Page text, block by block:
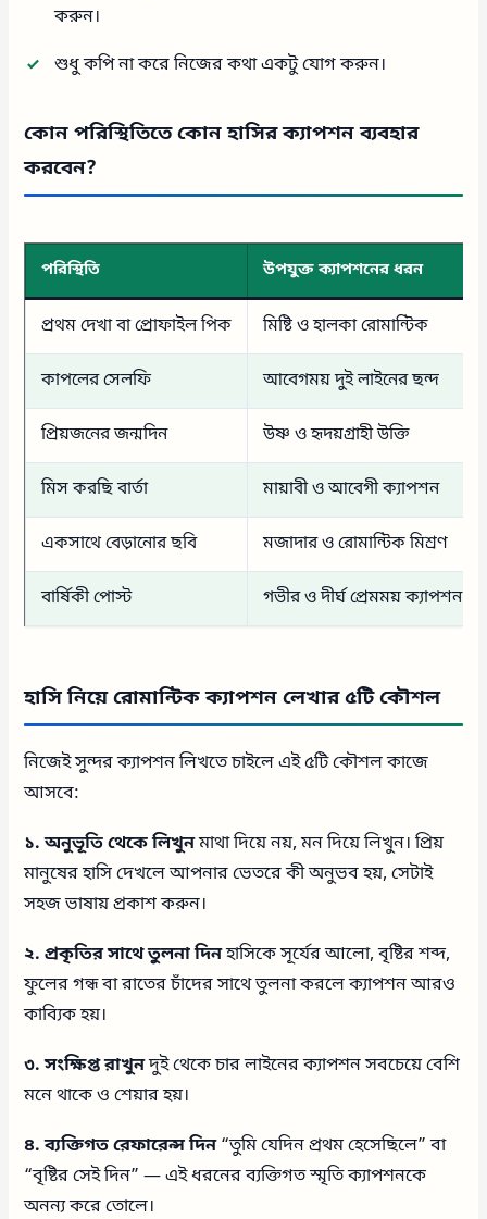
করুন।
শুধু কপি না করে নিজের কথা একটু যোগ করুন।
কোন পরিস্থিতিতে কোন হাসির ক্যাপশন ব্যবহার
করবেন?
পরিস্থিতি উপযুক্ত ক্যাপশনের ধরন
প্রথম দেখা বা প্রোফাইল পিক মিষ্টি ও হালকা রোমান্টিক
কাপলের সেলফি আবেগময় দুই লাইনের ছন্দ
প্রিয়জনের জন্মদিন উষ্ণ ও হৃদয়গ্রাহী উক্তি
মিস করছি বার্তা মায়াবী ও আবেগী ক্যাপশন
একসাথে বেড়ানোর ছবি মজাদার ও রোমান্টিক মিশ্রণ
বার্ষিকী পোস্ট গভীর ও দীর্ঘ প্রেমময় ক্যাপশন
হাসি নিয়ে রোমান্টিক ক্যাপশন লেখার ৫টি কৌশল
নিজেই সুন্দর ক্যাপশন লিখতে চাইলে এই ৫টি কৌশল কাজে
আসবে:
১. অনুভূতি থেকে লিখুনমাথা দিয়ে নয়, মন দিয়ে লিখুন। প্রিয়
মানুষের হাসি দেখলে আপনার ভেতরে কী অনুভব হয়, সেটাই
সহজ ভাষায় প্রকাশ করুন।
২. প্রকৃতির সাথে তুলনা দিনহাসিকে সূর্যের আলো, বৃষ্টির শব্দ,
ফুলের গন্ধ বা রাতের চাঁদের সাথে তুলনা করলে ক্যাপশন আরও
কাব্যিক হয়।
৩. সংক্ষিপ্ত রাখুনদুই থেকে চার লাইনের ক্যাপশন সবচেয়ে বেশি
মনে থাকে ও শেয়ার হয়।
৪. ব্যক্তিগত রেফারেন্স দিন“তুমি যেদিন প্রথম হেসেছিলে” বা
“বৃষ্টির সেই দিন” — এই ধরনের ব্যক্তিগত স্মৃতি ক্যাপশনকে
অনন্য করে তোলে।